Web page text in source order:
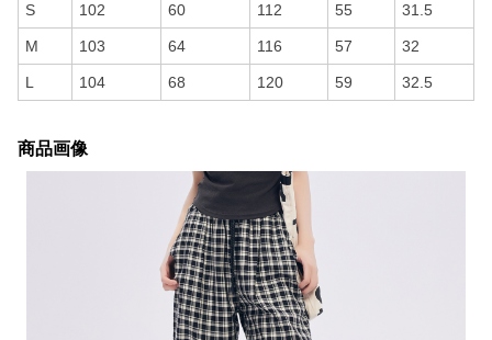
S 102 60 112 55 31.5
M 103 64 116 57 32
L 104 68 120 59 32.5
商品画像